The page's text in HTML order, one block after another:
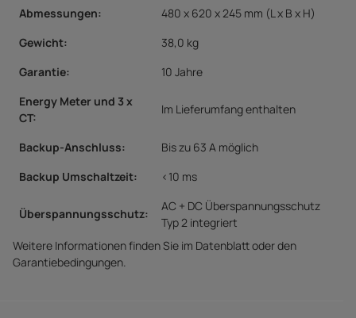
Abmessungen:
480 x 620 x 245 mm (L x B x H)
Gewicht:
38,0 kg
Garantie:
10 Jahre
Energy Meter und 3 x
CT:
Im Lieferumfang enthalten
Backup-Anschluss:
Bis zu 63 A möglich
Backup Umschaltzeit:
<10 ms
Überspannungsschutz:
AC + DC Überspannungsschutz
Typ 2 integriert
Weitere Informationen finden Sie im Datenblatt oder den
Garantiebedingungen.